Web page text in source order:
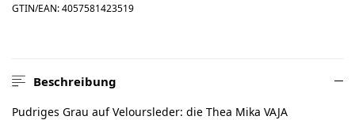
GTIN/EAN:4057581423519
Beschreibung
Pudriges Grau auf Veloursleder: die Thea Mika VAJA